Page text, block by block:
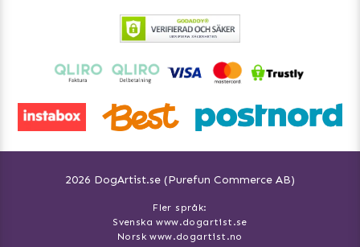
2026 DogArtist.se (Purefun Commerce AB)
Fler språk:
Svenska www.dogartist.se
Norsk www.dogartist.no